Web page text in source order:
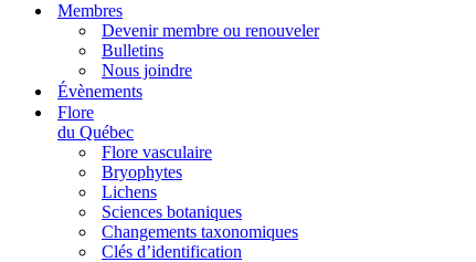
Membres
Devenir membre ou renouveler
Bulletins
Nous joindre
Évènements
Flore
du Québec
Flore vasculaire
Bryophytes
Lichens
Sciences botaniques
Changements taxonomiques
Clés d’identification